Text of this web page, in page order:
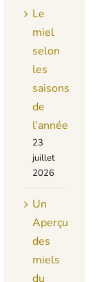
Le
miel
selon
les
saisons
de
l’année
23
juillet
2026
Un
Aperçu
des
miels
du